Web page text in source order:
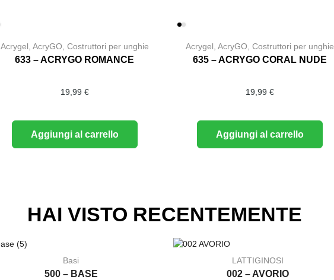
Acrygel, AcryGO, Costruttori per unghie
633 – ACRYGO ROMANCE
19,99 €
Aggiungi al carrello
Acrygel,AcryGO,Costruttori per unghie
635 – ACRYGO CORAL NUDE
19,99€
Aggiungi al carrello
HAI VISTO RECENTEMENTE
Basi
500 – BASE
LATTIGINOSI
002 – AVORIO